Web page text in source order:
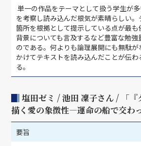
単一の作品をテーマとして扱う学生が
を考察し読み込んだ根気が素晴らしい
箇所を根拠として提示している点が最
背景についても言及するなど豊富な勉強
のである。何よりも論理展開にも無駄
かけてテキストを読み込んだことが伝
る。
塩田ゼミ / 池田 凜子さん / 「『
描く愛の象徴性—運命の船で交わっ
要旨